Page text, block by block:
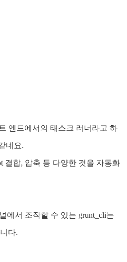
엔드에서의 태스크 러너라고 하
네요.
결합, 압축 등 다양한 것을 자동화
에서 조작할 수 있는 grunt_cli는
다.